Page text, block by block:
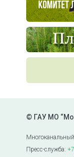
© ГАУ МО
Пресс-служба: